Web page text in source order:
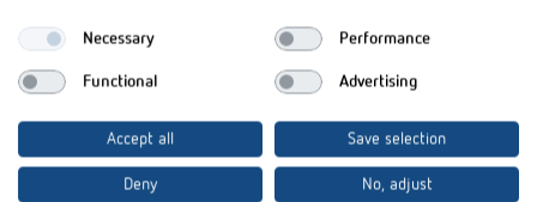
Treppenlicht-Zeitschalter
ELPA
Elektronischer Treppenlich-Zeitschalter ELPA 6 plus
Necessary Performance
Functional Advertising
Accept all Save selection
Deny No, adjust